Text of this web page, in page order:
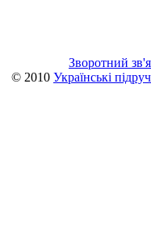
Зворотний
© 2010 Українські